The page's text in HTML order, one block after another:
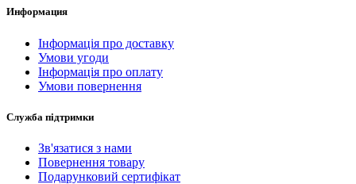
Информация
Інформація про доставку
Умови угоди
Інформація про оплату
Умови повернення
Служба підтримки
Зв'язатися з нами
Повернення товару
Подарунковий сертифікат